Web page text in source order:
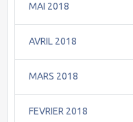
MAI 2018
AVRIL 2018
MARS 2018
FEVRIER 2018